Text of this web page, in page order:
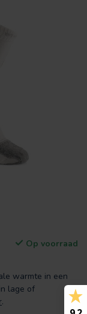
Op voorraad
warmte in een
lage of
.